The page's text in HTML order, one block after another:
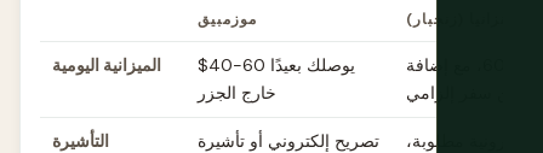
موزمبيق تنزانيا (زنجبار)
الميزانية اليومية
$40-60 يوصلك بعيدًا
خارج الجزر
مماثل، $30-60، مع إضافة
تأمين سفر إلزامي
التأشيرة
تصريح إلكتروني أو تأشيرة
إلكترونية مطلوبة،